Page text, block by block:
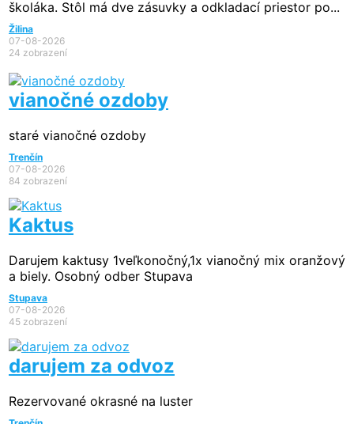
školáka. Stôl má dve zásuvky a odkladací priestor po...
Žilina
07-08-2026
24 zobrazení
vianočné ozdoby
staré vianočné ozdoby
Trenčín
07-08-2026
84 zobrazení
Kaktus
Darujem kaktusy 1veľkonočný,1x vianočný mix oranžový
a biely. Osobný odber Stupava
Stupava
07-08-2026
45 zobrazení
darujem za odvoz
Rezervované okrasné na luster